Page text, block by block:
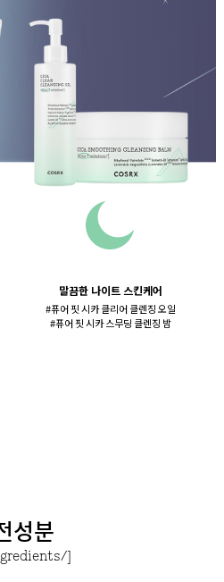
말끔한 나이트 스킨케어
#퓨어 핏 시카 클리어 클렌징 오일
#퓨어 핏 시카 스무딩 클렌징 밤
성분
]